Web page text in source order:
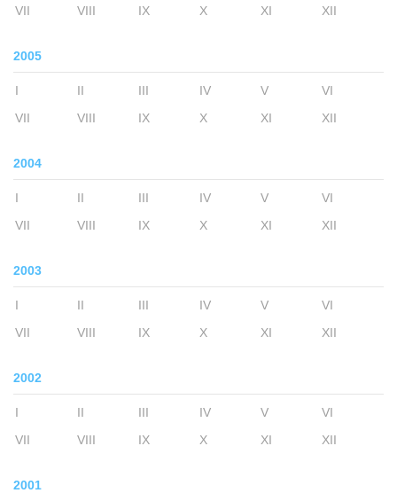
VII
VIII IX X XI XII
2005
I II III IV V
VI
VII
VIII IX X XI XII
2004
I II III IV V
VI
VII
VIII IX X XI XII
2003
I II III IV V
VI
VII
VIII IX X XI XII
2002
I II III IV V
VI
VII
VIII IX X XI XII
2001